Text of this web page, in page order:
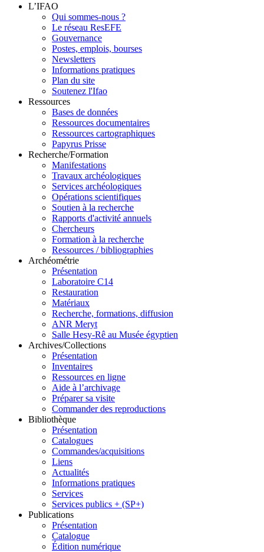
L’IFAO
Qui sommes-nous ?
Le réseau ResEFE
Gouvernance
Postes, emplois, bourses
Newsletters
Informations pratiques
Plan du site
Soutenez l'Ifao
Ressources
Bases de données
Ressources documentaires
Ressources cartographiques
Papyrus Prisse
Recherche/Formation
Manifestations
Travaux archéologiques
Services archéologiques
Opérations scientifiques
Soutien à la recherche
Rapports d'activité annuels
Chercheurs
Formation à la recherche
Ressources / bibliographies
Archéométrie
Présentation
Laboratoire C14
Restauration
Matériaux
Recherche, formations, diffusion
ANR Meryt
Salle Hesy-Rê au Musée égyptien
Archives/Collections
Présentation
Inventaires
Ressources en ligne
Aide à l’archivage
Préparer sa visite
Commander des reproductions
Bibliothèque
Présentation
Catalogues
Commandes/acquisitions
Liens
Actualités
Informations pratiques
Services
Services publics + (SP+)
Publications
Présentation
Catalogue
Édition numérique